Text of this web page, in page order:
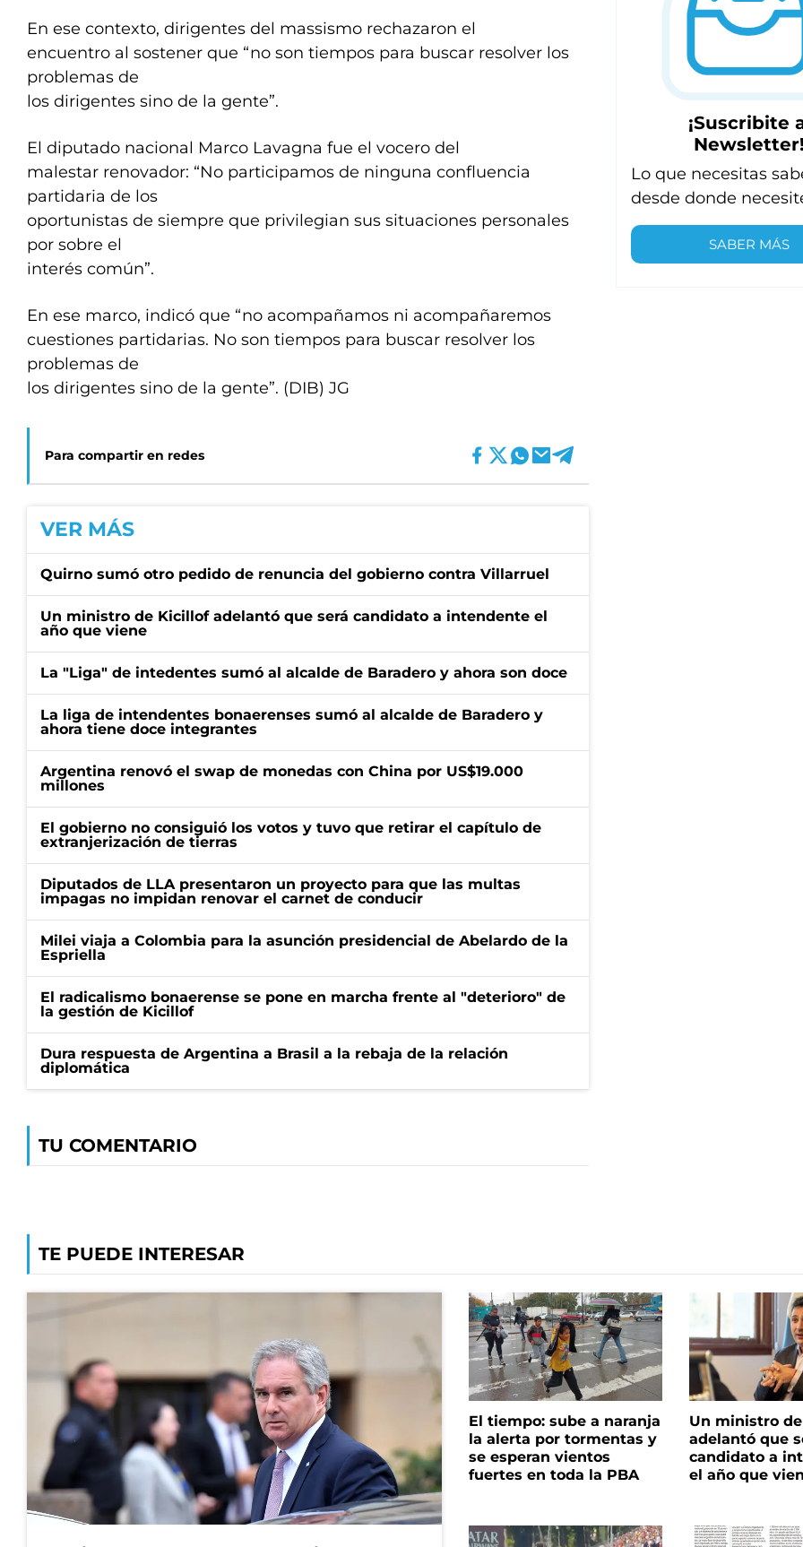
En ese contexto, dirigentes del massismo rechazaron el
encuentro al sostener que “no son tiempos para buscar resolver los
problemas de
los dirigentes sino de la gente”.
El diputado nacional Marco Lavagna fue el vocero del
malestar renovador: “No participamos de ninguna confluencia
partidaria de los
oportunistas de siempre que privilegian sus situaciones personales
por sobre el
interés común”.
En ese marco, indicó que “no acompañamos ni acompañaremos
cuestiones partidarias. No son tiempos para buscar resolver los
problemas de
los dirigentes sino de la gente”. (DIB) JG
Para compartir en redes
VER MÁS
Quirno sumó otro pedido de renuncia del gobierno contra Villarruel
Un ministro de Kicillof adelantó que será candidato a intendente el
año que viene
La "Liga" de intedentes sumó al alcalde de Baradero y ahora son doce
La liga de intendentes bonaerenses sumó al alcalde de Baradero y
ahora tiene doce integrantes
Argentina renovó el swap de monedas con China por US$19.000
millones
El gobierno no consiguió los votos y tuvo que retirar el capítulo de
extranjerización de tierras
Diputados de LLA presentaron un proyecto para que las multas
impagas no impidan renovar el carnet de conducir
Milei viaja a Colombia para la asunción presidencial de Abelardo de la
Espriella
El radicalismo bonaerense se pone en marcha frente al "deterioro" de
la gestión de Kicillof
Dura respuesta de Argentina a Brasil a la rebaja de la relación
diplomática
TU COMENTARIO
¡Suscribite
Newsletter!
Lo que necesitas
desde donde
SABER MÁS
TE PUEDE INTERESAR
El tiempo: sube a naranja
la alerta por tormentas y
se esperan vientos
fuertes en toda la PBA
Un ministro
adelantó que
candidato a
el año que